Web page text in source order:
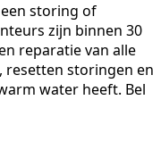
storing of
zijn binnen 30
reparatie van alle
resetten storingen en
water heeft. Bel